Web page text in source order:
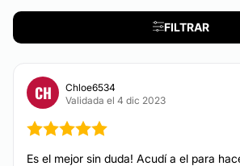
Métodos de pago aceptados:
Efectivo
Aumento labios
Rinomodelación
Eliminación arrugas
Blefaroplastia sin cirugía
FILTRAR
CH
Chloe6534
Validada el 4 dic 2023
Es el mejor sin duda! Acudí a el para